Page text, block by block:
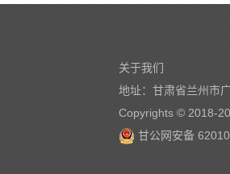
关于我们
地址：甘肃省兰州市
Copyrights © 2018-
甘公网安备